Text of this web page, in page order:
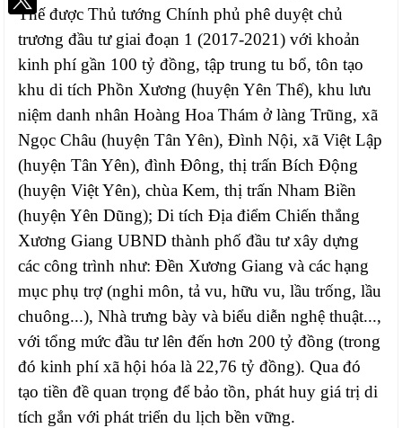
Thế được Thủ tướng Chính phủ phê duyệt chủ
trương đầu tư giai đoạn 1 (2017-2021) với khoản
kinh phí gần 100 tỷ đồng, tập trung tu bổ, tôn tạo
khu di tích Phồn Xương (huyện Yên Thế), khu lưu
niệm danh nhân Hoàng Hoa Thám ở làng Trũng, xã
Ngọc Châu (huyện Tân Yên), Đình Nội, xã Việt Lập
(huyện Tân Yên), đình Đông, thị trấn Bích Động
(huyện Việt Yên), chùa Kem, thị trấn Nham Biền
(huyện Yên Dũng); Di tích Địa điểm Chiến thắng
Xương Giang UBND thành phố đầu tư xây dựng
các công trình như: Đền Xương Giang và các hạng
mục phụ trợ (nghi môn, tả vu, hữu vu, lầu trống, lầu
chuông...), Nhà trưng bày và biểu diễn nghệ thuật...,
với tổng mức đầu tư lên đến hơn 200 tỷ đồng (trong
đó kinh phí xã hội hóa là 22,76 tỷ đồng). Qua đó
tạo tiền đề quan trọng để bảo tồn, phát huy giá trị di
tích gắn với phát triển du lịch bền vững.